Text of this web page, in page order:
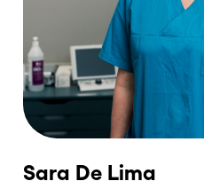
Sara De Lima